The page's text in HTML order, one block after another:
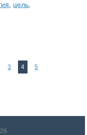
цель
3 4
5